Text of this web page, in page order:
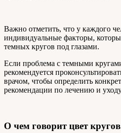
Важно отметить, что у каждого
индивидуальные факторы,
темных кругов под глазами.
Если проблема с темными
рекомендуется
врачом, чтобы определить
рекомендации по лечению и
О чем говорит цвет